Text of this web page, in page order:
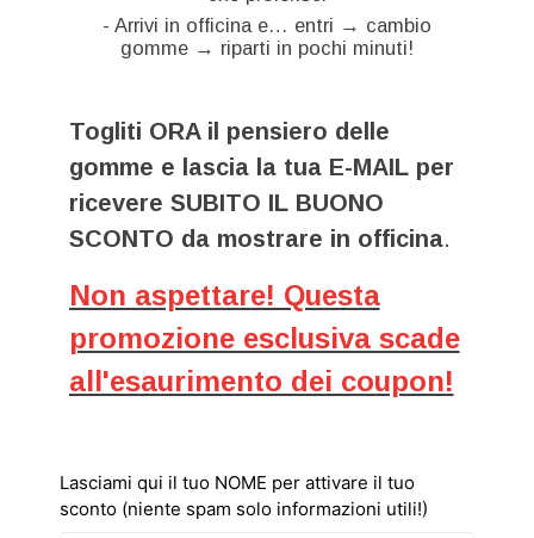
- Arrivi in officina e… entri → cambio
gomme → riparti in pochi minuti!
Togliti ORA il pensiero delle
gomme e lascia la tua E-MAIL per
ricevere SUBITO IL BUONO
SCONTO da mostrare in officina.
Non aspettare! Questa
promozione esclusiva scade
all'esaurimento dei coupon!
Lasciami qui il tuo NOME per attivare il tuo
sconto (niente spam solo informazioni utili!)